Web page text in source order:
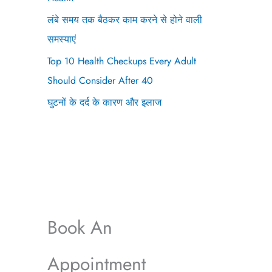
लंबे समय तक बैठकर काम करने से होने वाली
समस्याएं
Top 10 Health Checkups Every Adult
Should Consider After 40
घुटनों के दर्द के कारण और इलाज
Book An
Appointment